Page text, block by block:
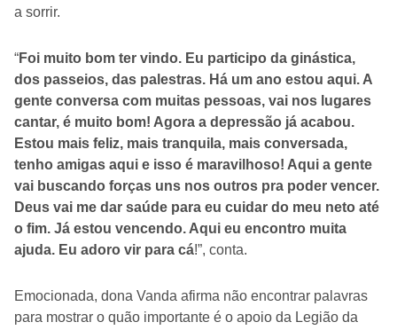
a sorrir.
“Foi muito bom ter vindo. Eu participo da ginástica,
dos passeios, das palestras. Há um ano estou aqui. A
gente conversa com muitas pessoas, vai nos lugares
cantar, é muito bom! Agora a depressão já acabou.
Estou mais feliz, mais tranquila, mais conversada,
tenho amigas aqui e isso é maravilhoso! Aqui a gente
vai buscando forças uns nos outros pra poder vencer.
Deus vai me dar saúde para eu cuidar do meu neto até
o fim. Já estou vencendo. Aqui eu encontro muita
ajuda. Eu adoro vir para cá!”, conta.
Emocionada, dona Vanda afirma não encontrar palavras
para mostrar o quão importante é o apoio da Legião da